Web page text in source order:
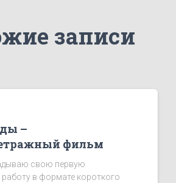
записи
–
фильм
свою первую
в формате короткого